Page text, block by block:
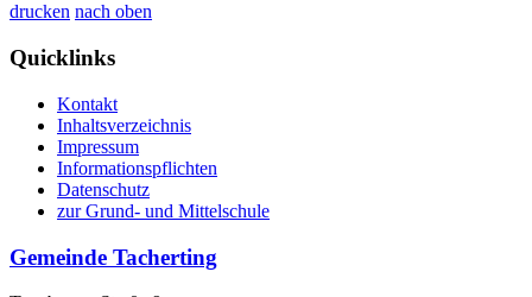
drucken nach oben
Quicklinks
Kontakt
Inhaltsverzeichnis
Impressum
Informationspflichten
Datenschutz
zur Grund- und Mittelschule
Gemeinde Tacherting